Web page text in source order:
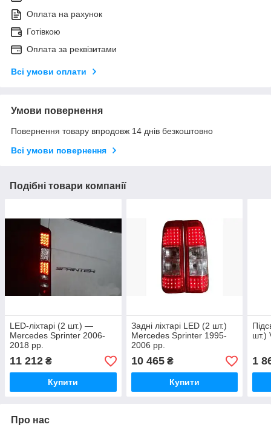
Оплата на рахунок
Готівкою
Оплата за реквізитами
Всі умови оплати
Умови повернення
Повернення товару впродовж 14 днів безкоштовно
Всі умови повернення
Подібні товари компанії
LED-ліхтарі (2 шт.) —
Mercedes Sprinter 2006-
2018 рр.
11 212 ₴
Купити
Задні ліхтарі LED (2 шт.)
Mercedes Sprinter 1995-
2006 рр.
10 465₴
Купити
шт.)
1
Про нас